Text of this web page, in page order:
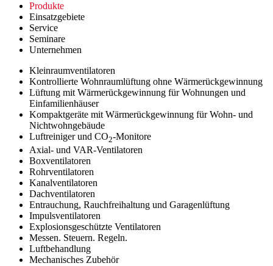
Produkte
Einsatzgebiete
Service
Seminare
Unternehmen
Kleinraumventilatoren
Kontrollierte Wohnraumlüftung ohne Wärmerückgewinnung
Lüftung mit Wärmerückgewinnung für Wohnungen und
Einfamilienhäuser
Kompaktgeräte mit Wärmerückgewinnung für Wohn- und
Nichtwohngebäude
Luftreiniger und CO2-Monitore
Axial- und VAR-Ventilatoren
Boxventilatoren
Rohrventilatoren
Kanalventilatoren
Dachventilatoren
Entrauchung, Rauchfreihaltung und Garagenlüftung
Impulsventilatoren
Explosionsgeschützte Ventilatoren
Messen. Steuern. Regeln.
Luftbehandlung
Mechanisches Zubehör